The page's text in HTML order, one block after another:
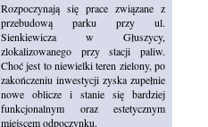
Rozpoczynają się prace związane z
przebudową parku przy ul.
Sienkiewicza w Głuszycy,
zlokalizowanego przy stacji paliw.
Choć jest to niewielki teren zielony, po
zakończeniu inwestycji zyska zupełnie
nowe oblicze i stanie się bardziej
funkcjonalnym oraz estetycznym
miejscem odpoczynku.